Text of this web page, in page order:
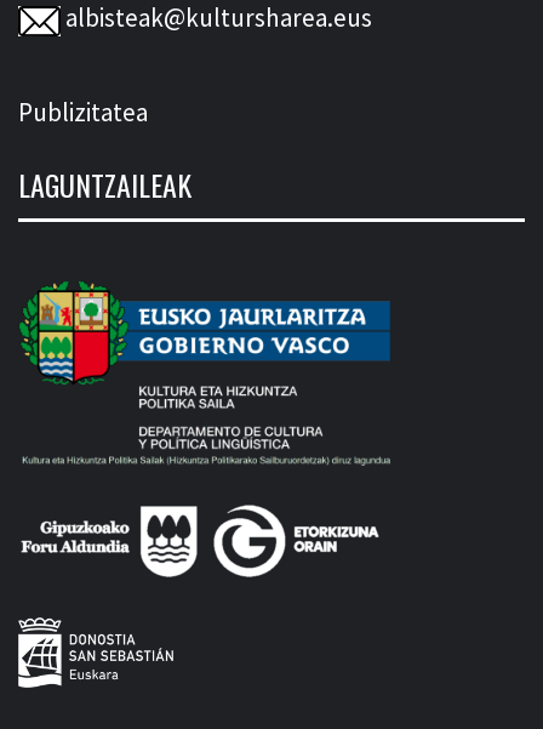
albisteak@kultursharea.eus
Publizitatea
LAGUNTZAILEAK